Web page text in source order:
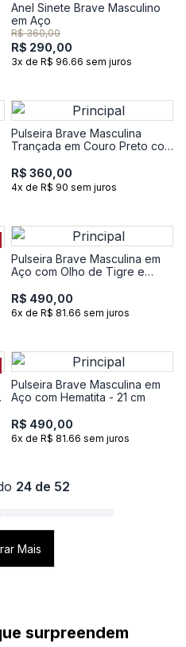
Anel Sinete Brave Masculino
em Aço
R$ 360,00
R$ 290,00
3x de R$ 96.66 sem juros
Pulseira Brave Masculina
Trançada em Couro Preto com
R$ 360,00
4x de R$ 90 sem juros
Pulseira Brave Masculina em
Aço com Olho de Tigre e
R$ 490,00
6x de R$ 81.66 sem juros
Pulseira Brave Masculina em
Aço com Hematita - 21 cm
R$ 490,00
6x de R$ 81.66 sem juros
24 de 52
Mais
surpreendem